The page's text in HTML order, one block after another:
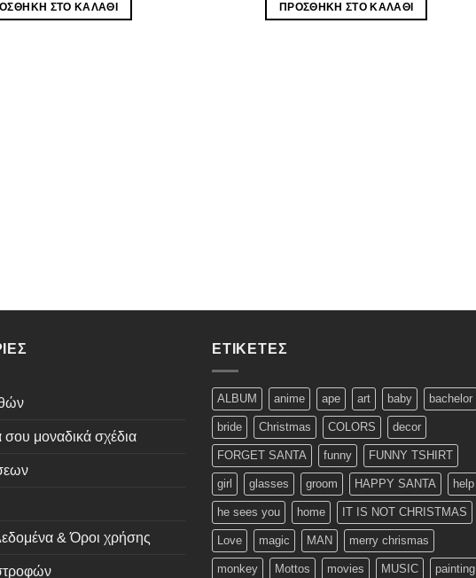
ΣΤΟ ΚΑΛΆΘΙ ΠΡΟΣΘΉΚΗ ΣΤΟ ΚΑΛΆΘΙ
σου μοναδικά σχέδια
& Όροι χρήσης
ΕΤΙΚΈΤΕΣ
ALBUM anime ape art baby bachelor
bride Christmas COLORS decor
FORGET SANTA funny FUNNY TSHIRT
girl glasses groom HAPPY SANTA help
he sees you home IT IS NOT CHRISTMAS
Love magic MAN merry chrismas
monkey Mottos movies MUSIC painting